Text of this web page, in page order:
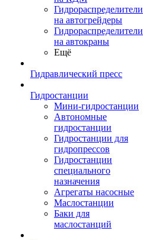
Гидрораспределители
на автогрейдеры
Гидрораспределители
на автокраны
Ещё
Гидравлический пресс
Гидростанции
Мини-гидростанции
Автономные
гидростанции
Гидростанции для
гидропрессов
Гидростанции
специального
назначения
Агрегаты насосные
Маслостанции
Баки для
маслостанций